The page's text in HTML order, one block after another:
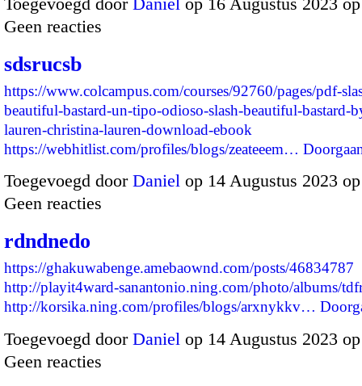
Geen reacties
sdsrucsb
https://www.colcampus.com/courses/92760/pages/pdf-
beautiful-bastard-un-tipo-odioso-slash-beautiful-bastard-
lauren-christina-lauren-download-ebook
https://webhitlist.com/profiles/blogs/zeateeem…
Toegevoegd door Daniel op 14 Augustus 2023
Geen reacties
rdndnedo
https://ghakuwabenge.amebaownd.com/posts/46834787
http://playit4ward-sanantonio.ning.com/photo/albums/
http://korsika.ning.com/profiles/blogs/arxnykkv…
Toegevoegd door Daniel op 14 Augustus 2023
Geen reacties